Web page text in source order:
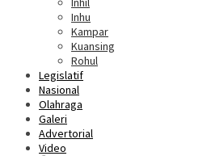
Inhu
Kampar
Kuansing
Rohul
Legislatif
Nasional
Olahraga
Galeri
Advertorial
Video